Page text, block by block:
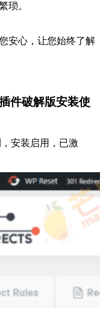
琐。
安心，让您始终了解
件破解版安装使
，安装启用，已激